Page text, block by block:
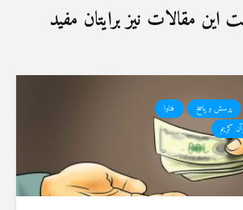
مقالات نیز برایتان مفید
پرسش و پاسخ
فتاوا
کریم